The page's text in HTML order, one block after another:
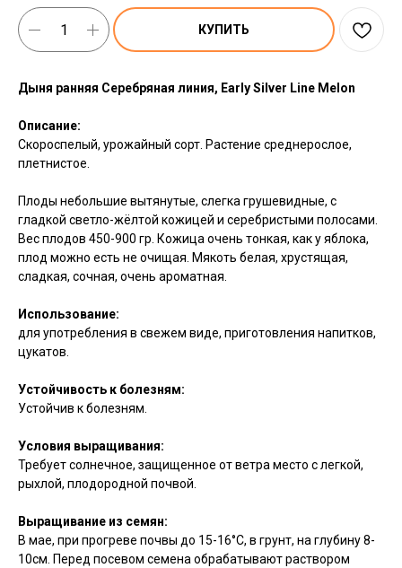
КУПИТЬ
Дыня ранняя Серебряная линия, Early Silver Line Melon
Описание:
Скороспелый, урожайный сорт. Растение среднерослое,
плетнистое.
Плоды небольшие вытянутые, слегка грушевидные, с
гладкой светло-жёлтой кожицей и серебристыми полосами.
Вес плодов 450-900 гр. Кожица очень тонкая, как у яблока,
плод можно есть не очищая. Мякоть белая, хрустящая,
сладкая, сочная, очень ароматная.
Использование:
для употребления в свежем виде, приготовления напитков,
цукатов.
Устойчивость к болезням:
Устойчив к болезням.
Условия выращивания:
Требует солнечное, защищенное от ветра место с легкой,
рыхлой, плодородной почвой.
Выращивание из семян:
В мае, при прогреве почвы до 15-16°С, в грунт, на глубину 8-
10см. Перед посевом семена обрабатывают раствором